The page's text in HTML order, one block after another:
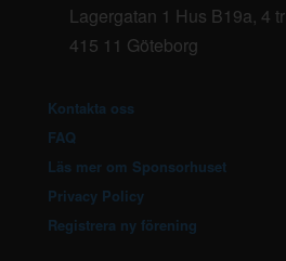
Lagergatan 1 Hus B19a, 4 tr
415 11 Göteborg
Kontakta oss
FAQ
Läs mer om Sponsorhuset
Privacy Policy
Registrera ny förening